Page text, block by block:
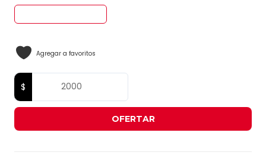
Agregar a favoritos
OFERTAR